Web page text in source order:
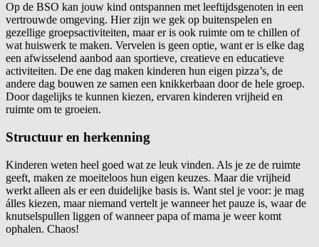
Op de BSO kan jouw kind ontspannen met leeftijdsgenoten in een
vertrouwde omgeving. Hier zijn we gek op buitenspelen en
gezellige groepsactiviteiten, maar er is ook ruimte om te chillen of
wat huiswerk te maken. Vervelen is geen optie, want er is elke dag
een afwisselend aanbod aan sportieve, creatieve en educatieve
activiteiten. De ene dag maken kinderen hun eigen pizza’s, de
andere dag bouwen ze samen een knikkerbaan door de hele groep.
Door dagelijks te kunnen kiezen, ervaren kinderen vrijheid en
ruimte om te groeien.
Structuur en herkenning
Kinderen weten heel goed wat ze leuk vinden. Als je ze de ruimte
geeft, maken ze moeiteloos hun eigen keuzes. Maar die vrijheid
werkt alleen als er een duidelijke basis is. Want stel je voor: je mag
álles kiezen, maar niemand vertelt je wanneer het pauze is, waar de
knutselspullen liggen of wanneer papa of mama je weer komt
ophalen. Chaos!